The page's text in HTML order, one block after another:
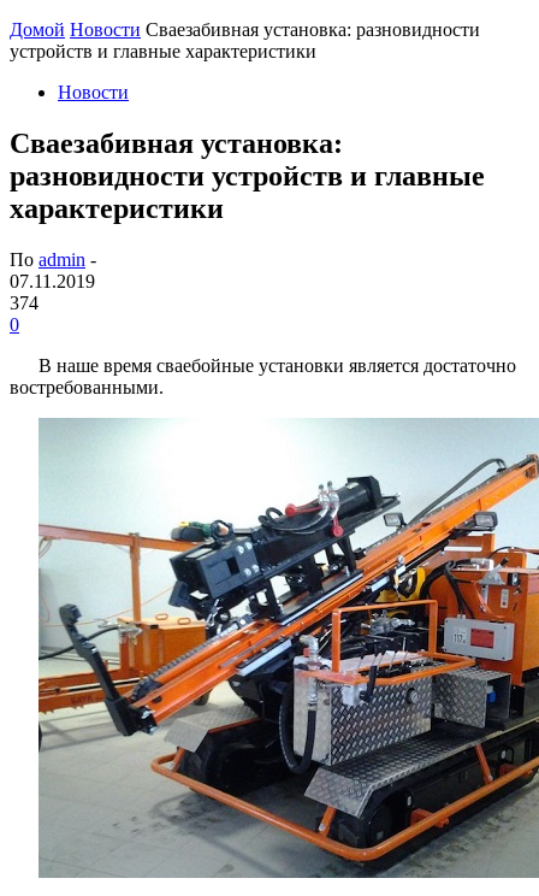
Домой Новости Сваезабивная установка: разновидности
устройств и главные характеристики
Новости
Сваезабивная установка:
разновидности устройств и главные
характеристики
По admin -
07.11.2019
374
0
В наше время сваебойные установки является достаточно
востребованными.